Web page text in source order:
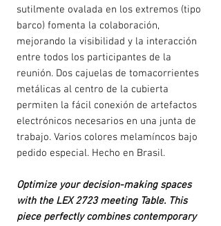
sutilmente ovalada en los extremos (tipo
barco) fomenta la colaboración,
mejorando la visibilidad y la interacción
entre todos los participantes de la
reunión. Dos cajuelas de tomacorrientes
metálicas al centro de la cubierta
permiten la fácil conexión de artefactos
electrónicos necesarios en una junta de
trabajo. Varios colores melamíncos bajo
pedido especial. Hecho en Brasil.
Optimize your decision-making spaces
with the LEX 2723 meeting Table. This
piece perfectly combines contemporary